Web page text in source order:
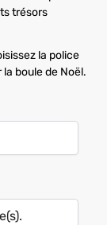
trésors
la police
boule de Noël.